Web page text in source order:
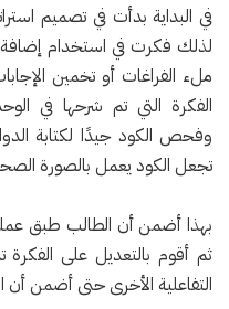
في البداية بدأت في تصميم
ملء الفراغات أو تخمين
الفكرة التي تم شرحها في
وفحص الكود جيدًا لكتابة
تجعل الكود يعمل بالصورة
بهذا أضمن أن الطالب طبق
ثم أقوم بالتعديل على الفكرة
التفاعلية الأخرى حتى أضمن أن